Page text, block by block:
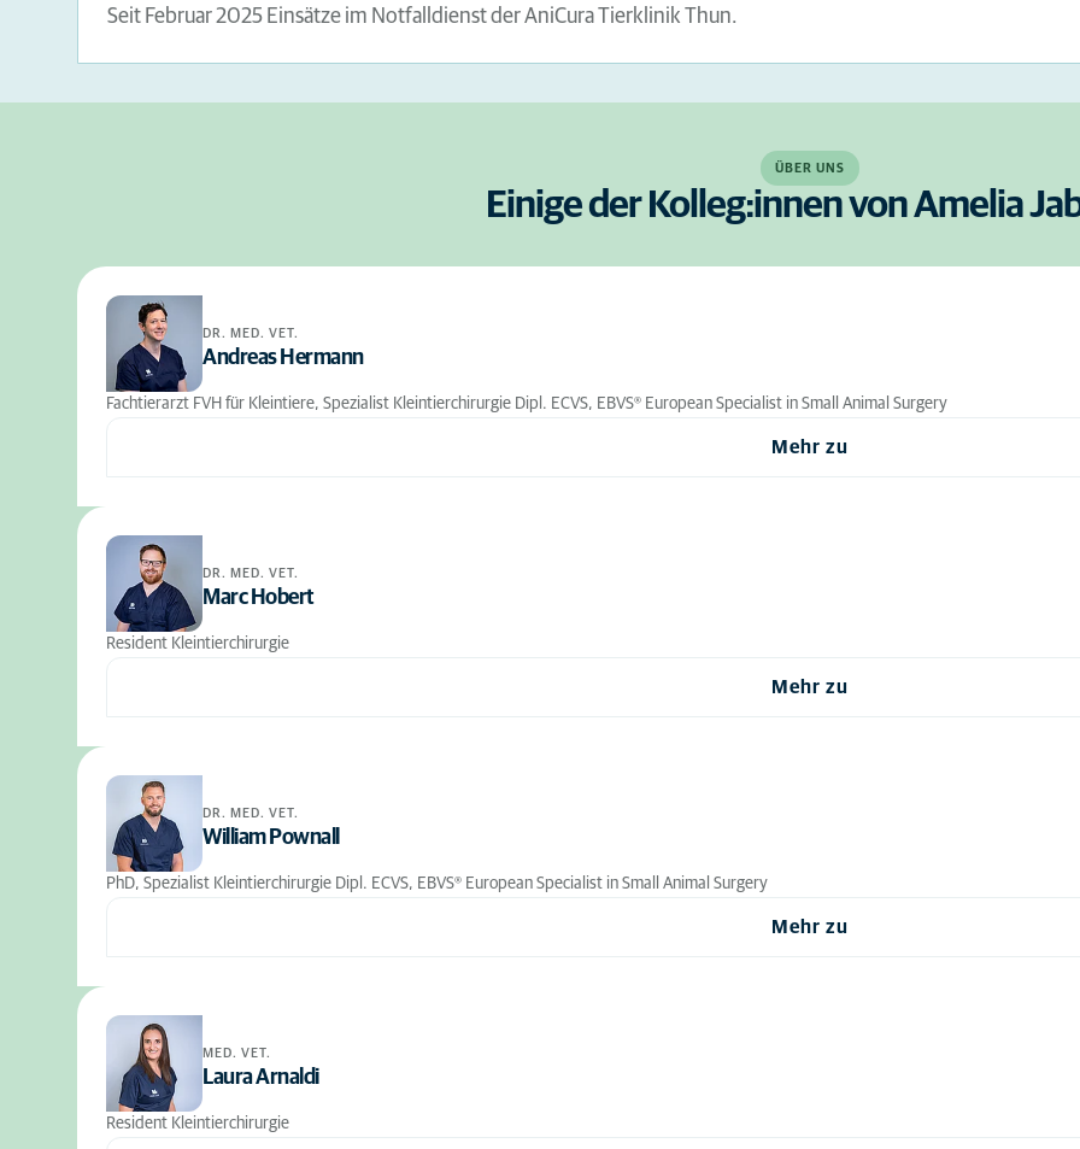
Seit Februar 2025 Einsätze im Notfalldienst der AniCura Tierklinik Thun.
ÜBER UNS
Einige der Kolleg:innen von Amelia
DR. MED. VET.
Andreas Hermann
Fachtierarzt FVH für Kleintiere, Spezialist Kleintierchirurgie Dipl. ECVS, EBVS® European Specialist in Small Animal Surgery
Mehr zu
DR. MED. VET.
Marc Hobert
Resident Kleintierchirurgie
Mehr zu
DR. MED. VET.
William Pownall
PhD, Spezialist Kleintierchirurgie Dipl. ECVS, EBVS® European Specialist in Small Animal Surgery
Mehr zu
MED. VET.
Laura Arnaldi
Resident Kleintierchirurgie